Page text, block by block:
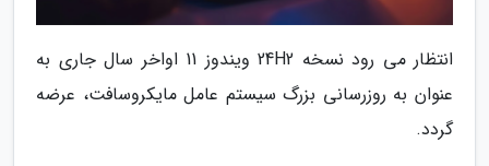
انتظار می رود نسخه 24H2 ویندوز 11 اواخر سال جاری به
عنوان به روزرسانی بزرگ سیستم عامل مایکروسافت، عرضه
گردد.